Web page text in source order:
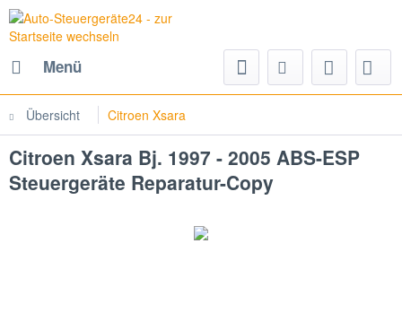
Menü
Übersicht Citroen Xsara
Citroen Xsara Bj. 1997 - 2005 ABS-ESP
Steuergeräte Reparatur-Copy